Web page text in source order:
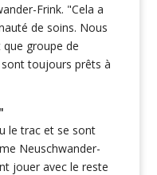
Frink. "Cela a
de soins. Nous
groupe de
toujours prêts à
le trac et se sont
Neuschwander-
jouer avec le reste